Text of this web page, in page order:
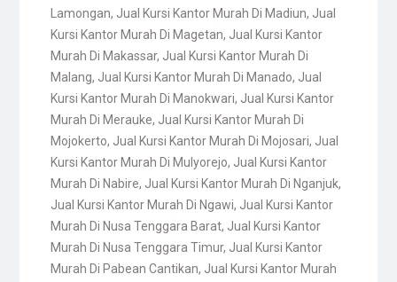
Lamongan, Jual Kursi Kantor Murah Di Madiun, Jual
Kursi Kantor Murah Di Magetan, Jual Kursi Kantor
Murah Di Makassar, Jual Kursi Kantor Murah Di
Malang, Jual Kursi Kantor Murah Di Manado, Jual
Kursi Kantor Murah Di Manokwari, Jual Kursi Kantor
Murah Di Merauke, Jual Kursi Kantor Murah Di
Mojokerto, Jual Kursi Kantor Murah Di Mojosari, Jual
Kursi Kantor Murah Di Mulyorejo, Jual Kursi Kantor
Murah Di Nabire, Jual Kursi Kantor Murah Di Nganjuk,
Jual Kursi Kantor Murah Di Ngawi, Jual Kursi Kantor
Murah Di Nusa Tenggara Barat, Jual Kursi Kantor
Murah Di Nusa Tenggara Timur, Jual Kursi Kantor
Murah Di Pabean Cantikan, Jual Kursi Kantor Murah